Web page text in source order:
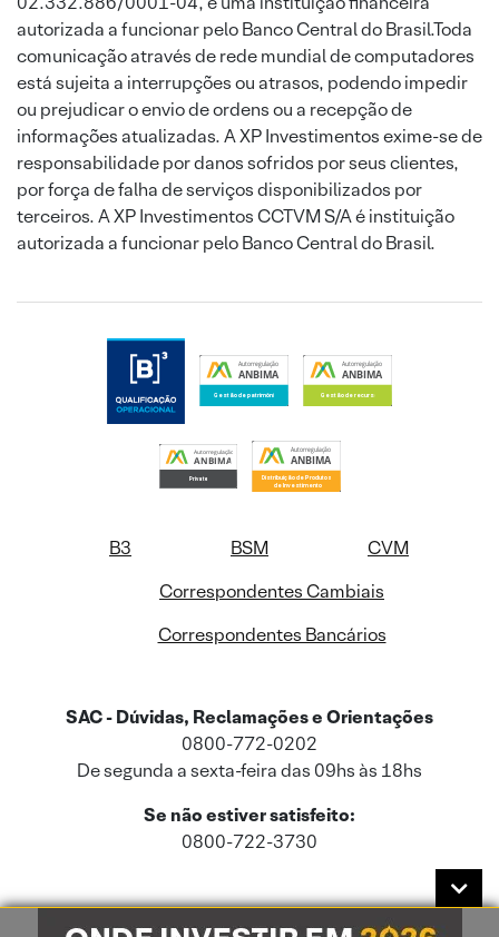
autorizada a funcionar pelo Banco Central do Brasil.Toda
comunicação através de rede mundial de computadores
está sujeita a interrupções ou atrasos, podendo impedir
ou prejudicar o envio de ordens ou a recepção de
informações atualizadas. A XP Investimentos exime-se de
responsabilidade por danos sofridos por seus clientes,
por força de falha de serviços disponibilizados por
terceiros. A XP Investimentos CCTVM S/A é instituição
autorizada a funcionar pelo Banco Central do Brasil.
B3 BSM
CVM
Correspondentes Cambiais
Correspondentes Bancários
SAC - Dúvidas, Reclamações e Orientações
0800-772-0202
De segunda a sexta-feira das 09hs às 18hs
Se não estiver satisfeito:
0800-722-3730
Este site usa cookies e dados pessoais de acordo com a nossaPolítica de